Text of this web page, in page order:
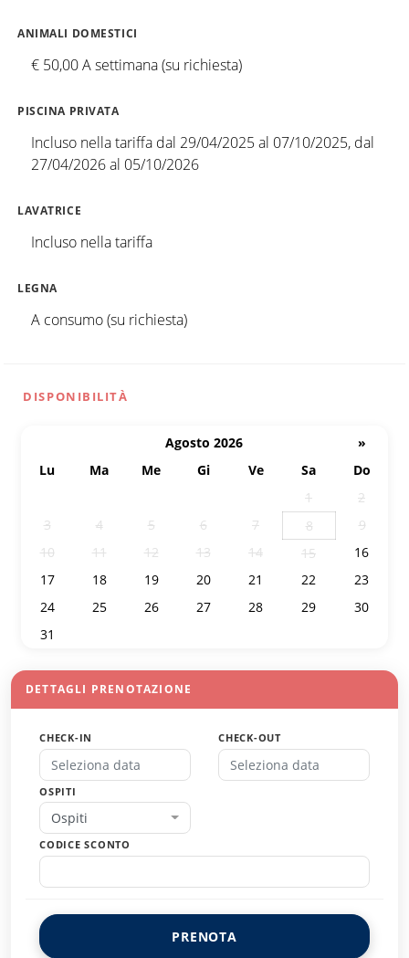
ANIMALI DOMESTICI
€ 50,00 A settimana (su richiesta)
PISCINA PRIVATA
Incluso nella tariffa dal 29/04/2025 al 07/10/2025, dal
27/04/2026 al 05/10/2026
LAVATRICE
Incluso nella tariffa
LEGNA
A consumo (su richiesta)
DISPONIBILITÀ
Agosto 2026
»
Lu
Ma Me Gi Ve Sa
Do
1
2
3
4 5 6 7 8
9
10
11 12 13 14 15
16
17
18 19 20 21 22
23
24
25 26 27 28 29
30
31
DETTAGLI PRENOTAZIONE
CHECK-IN CHECK-OUT
OSPITI
Ospiti
CODICE SCONTO
PRENOTA